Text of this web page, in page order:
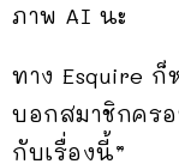
ภาพ AI นะ
ทาง Esquire
บอกสมาชิกคร
กับเรื่องนี้”